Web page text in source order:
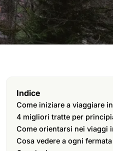
Indice
Come iniziare a viaggiare
4 migliori tratte per
Come orientarsi nei viaggi
Cosa vedere a ogni fermata